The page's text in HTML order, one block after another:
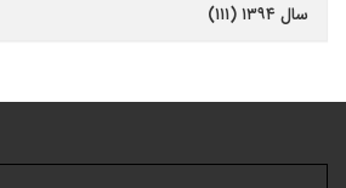
سال ۱۳۹۴ (۱۱۱)